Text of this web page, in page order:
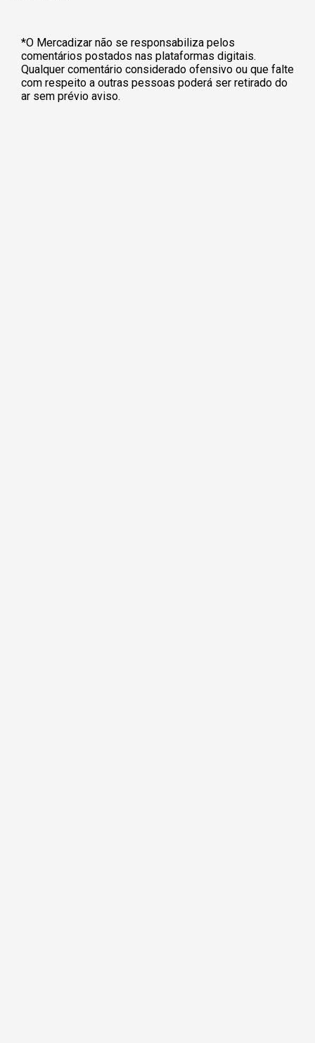
*O Mercadizar não se responsabiliza pelos
comentários postados nas plataformas digitais.
Qualquer comentário considerado ofensivo ou que falte
com respeito a outras pessoas poderá ser retirado do
ar sem prévio aviso.